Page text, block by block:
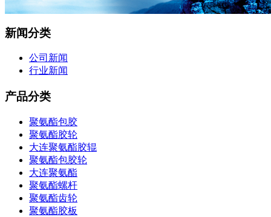
新闻分类
公司新闻
行业新闻
产品分类
聚氨酯包胶
聚氨酯胶轮
大连聚氨酯胶辊
聚氨酯包胶轮
大连聚氨酯
聚氨酯螺杆
聚氨酯齿轮
聚氨酯胶板